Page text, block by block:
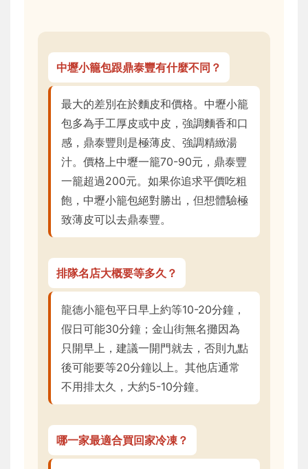
中壢小籠包跟鼎泰豐有什麼不同？
最大的差別在於麵皮和價格。中壢小籠
包多為手工厚皮或中皮，強調麵香和口
感，鼎泰豐則是極薄皮、強調精緻湯
汁。價格上中壢一籠70-90元，鼎泰豐
一籠超過200元。如果你追求平價吃粗
飽，中壢小籠包絕對勝出，但想體驗極
致薄皮可以去鼎泰豐。
排隊名店大概要等多久？
龍德小籠包平日早上約等10-20分鐘，
假日可能30分鐘；金山街無名攤因為
只開早上，建議一開門就去，否則九點
後可能要等20分鐘以上。其他店通常
不用排太久，大約5-10分鐘。
哪一家最適合買回家冷凍？